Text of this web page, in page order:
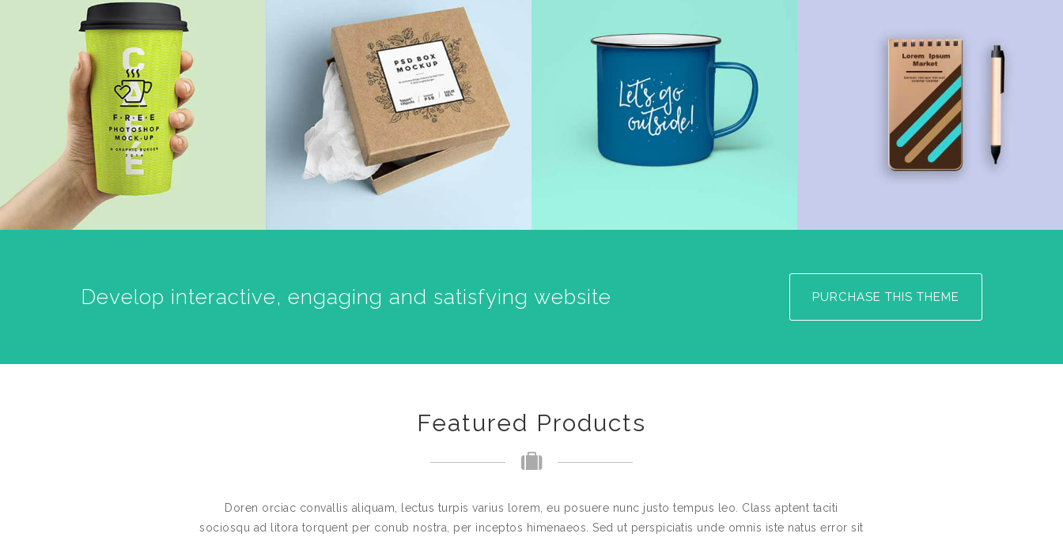
Unlimited Colors
April 12th,2014
Unlimited Colors
April 12th,2014
Unlimited Colors
April 12th,2014
Unlimited Colors
April 12th,2014
Develop interactive, engaging and satisfying website PURCHASE THIS THEME
Featured Products
Doren orciac convallis aliquam, lectus turpis varius lorem, eu posuere nunc justo tempus leo. Class aptent taciti
sociosqu ad litora torquent per conub nostra, per inceptos himenaeos. Sed ut perspiciatis unde omnis iste natus error sit